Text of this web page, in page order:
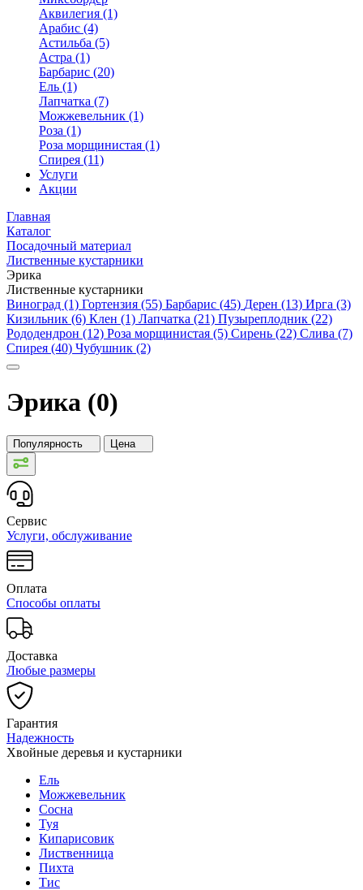
Аквилегия (1)
Арабис (4)
Астильба (5)
Астра (1)
Барбарис (20)
Ель (1)
Лапчатка (7)
Можжевельник (1)
Роза (1)
Роза морщинистая (1)
Спирея (11)
Услуги
Акции
Главная
Каталог
Посадочный материал
Лиственные кустарники
Эрика
Лиственные кустарники
Виноград (1) Гортензия (55) Барбарис (45) Дерен (13) Ирга (3)
Кизильник (6) Клен (1) Лапчатка (21) Пузыреплодник (22)
Рододендрон (12) Роза морщинистая (5) Сирень (22) Слива (7)
Спирея (40) Чубушник (2)
Эрика (0)
Популярность Цена
Сервис
Услуги, обслуживание
Оплата
Способы оплаты
Доставка
Любые размеры
Гарантия
Надежность
Хвойные деревья и кустарники
Ель
Можжевельник
Сосна
Туя
Кипарисовик
Лиственница
Пихта
Тис